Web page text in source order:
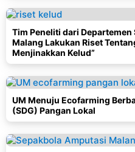
Tim Peneliti dari
Malang Lakukan Riset
Menjinakkan Kelud”
UM Menuju Ecofarming
(SDG) Pangan Lokal